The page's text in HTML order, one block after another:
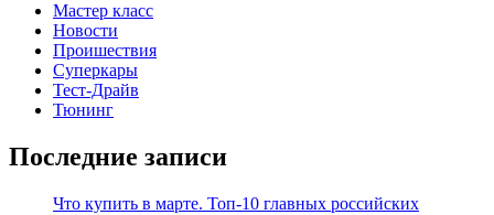
Мастер класс
Новости
Проишествия
Суперкары
Тест-Драйв
Тюнинг
Последние записи
Что купить в марте. Топ-10 главных российских